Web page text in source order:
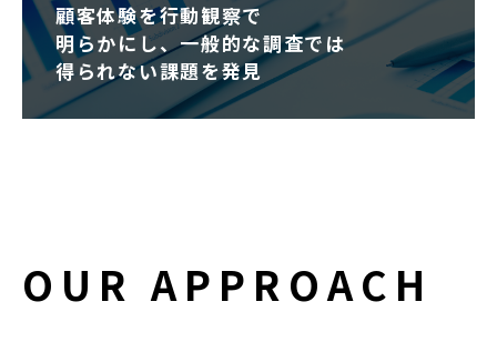
顧客体験を行動観察で
明らかにし、一般的な調査では
得られない課題を発見
O U R AP P R OAC H